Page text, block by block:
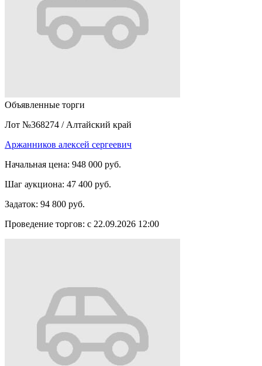
Объявленные торги
Лот №368274 / Алтайский край
Аржанников алексей сергеевич
Начальная цена: 948 000 руб.
Шаг аукциона: 47 400 руб.
Задаток: 94 800 руб.
Проведение торгов: с 22.09.2026 12:00